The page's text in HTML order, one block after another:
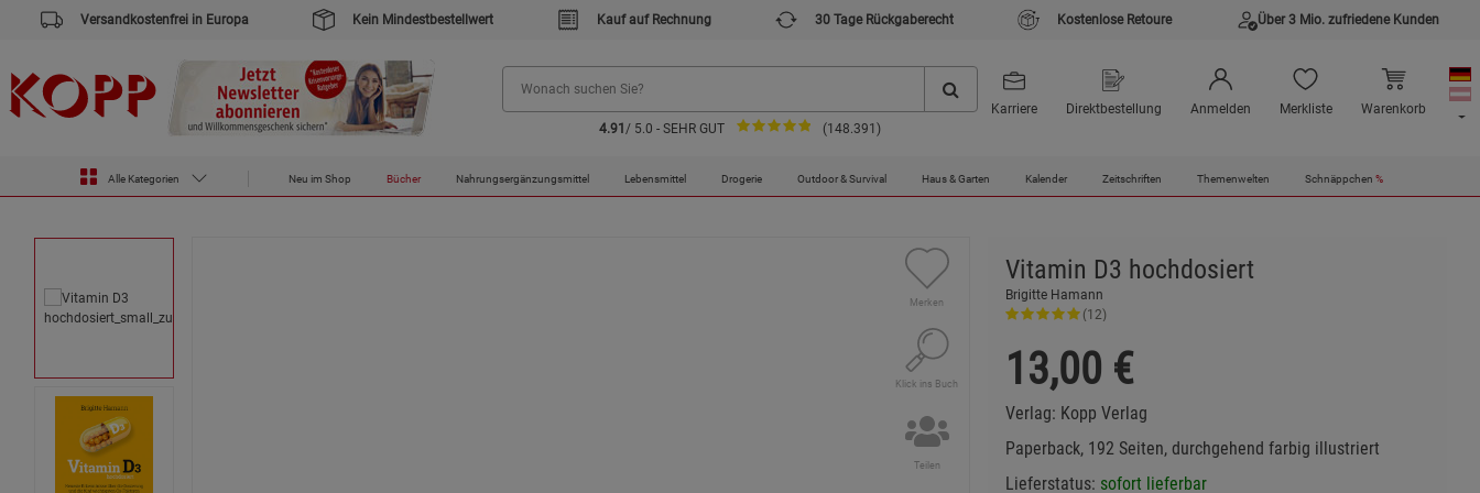
Versandkostenfrei in Europa Kein Mindestbestellwert Kauf auf Rechnung 30 Tage Rückgaberecht Kostenlose Retoure Über 3 Mio. zufriedene Kunden
4.91 / 5.0 - SEHR GUT (148.391)
Karriere Direktbestellung Anmelden Merkliste Warenkorb
Alle Kategorien Neu im Shop Bücher Nahrungsergänzungsmittel Lebensmittel Drogerie Outdoor & Survival Haus & Garten Kalender Zeitschriften Themenwelten Schnäppchen %
Zur Startseite des Kopp Verlag Online-Shop
Bücher Vitamin D3 hochdosiert
Merken
Klick ins Buch
Teilen
Vitamin D3 hochdosiert
Brigitte Hamann
(12)
13,00 €
Verlag: Kopp Verlag
Paperback, 192 Seiten, durchgehend farbig illustriert
Lieferstatus: sofort lieferbar